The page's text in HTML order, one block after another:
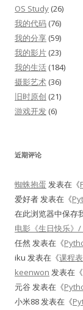
OS Study (26)
我的代码 (76)
我的分享 (59)
我的影片 (23)
我的生活 (184)
摄影艺术 (36)
旧时原创 (21)
游戏开发 (6)
近期评论
蜘蛛抱蛋 发表在《
爱好者发表在《
在此浏览器中保存
电影《生日快乐》
任然 发表在《
iku 发表在《课程表
keenwon 发表在《
元谷发表在《
小米88发表在《